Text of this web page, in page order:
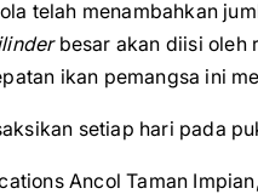
telah menambahkan
besar akan diisi oleh
ikan pemangsa ini
setiap hari pada
Ancol Taman